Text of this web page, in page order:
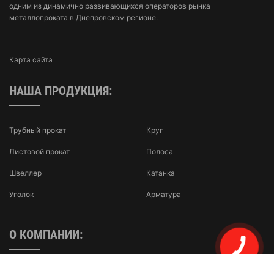
одним из динамично развивающихся операторов рынка
металлопроката в Днепровском регионе.
Карта сайта
НАША ПРОДУКЦИЯ:
Трубный прокат
Листовой прокат
Швеллер
Уголок
Круг
Полоса
Катанка
Арматура
О КОМПАНИИ: